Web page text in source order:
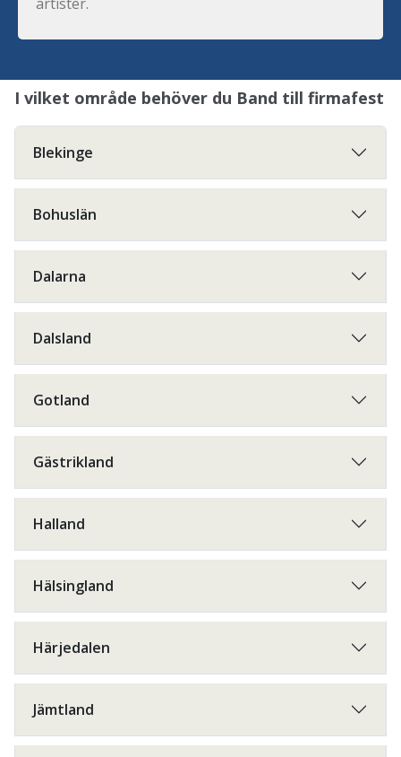
I vilket område behöver du Band till firmafest
Blekinge
Bohuslän
Dalarna
Dalsland
Gotland
Gästrikland
Halland
Hälsingland
Härjedalen
Jämtland